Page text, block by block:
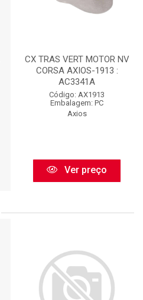
CX TRAS VERT MOTOR NV
CORSA AXIOS-1913 :
AC3341A
Código: AX1913
Embalagem: PC
Axios
Ver preço